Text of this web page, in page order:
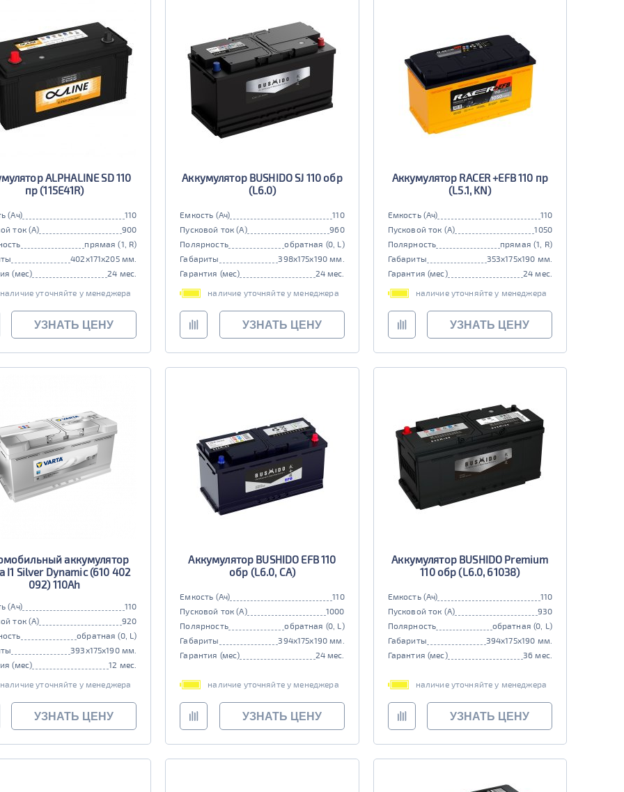
ALPHALINE SD 110
пр (115E41R)
(Ач)
110
ток (А)
900
прямая (1, R)
402x171x205 мм.
(мес)
24 мес.
наличие уточняйте у менеджера
УЗНАТЬ ЦЕНУ
Аккумулятор BUSHIDO SJ 110 обр
(L6.0)
Емкость (Ач)
110
Пусковой ток (А)
960
Полярность
обратная (0, L)
Габариты
398x175x190 мм.
Гарантия (мес)
24 мес.
наличие уточняйте у менеджера
УЗНАТЬ ЦЕНУ
Аккумулятор RACER +EFB 110 пр
(L5.1, KN)
Емкость (Ач)
110
Пусковой ток (А)
1050
Полярность
прямая (1, R)
Габариты
353x175x190 мм.
Гарантия (мес)
24 мес.
наличие уточняйте у менеджера
УЗНАТЬ ЦЕНУ
аккумулятор
I1 Silver Dynamic (610 402
092) 110Ah
(Ач)
110
ток (А)
920
обратная (0, L)
393x175x190 мм.
(мес)
12 мес.
наличие уточняйте у менеджера
УЗНАТЬ ЦЕНУ
Аккумулятор BUSHIDO EFB 110
обр (L6.0, CA)
Емкость (Ач)
110
Пусковой ток (А)
1000
Полярность
обратная (0, L)
Габариты
394x175x190 мм.
Гарантия (мес)
24 мес.
наличие уточняйте у менеджера
УЗНАТЬ ЦЕНУ
Аккумулятор BUSHIDO Premium
110 обр (L6.0, 61038)
Емкость (Ач)
110
Пусковой ток (А)
930
Полярность
обратная (0, L)
Габариты
394x175x190 мм.
Гарантия (мес)
36 мес.
наличие уточняйте у менеджера
УЗНАТЬ ЦЕНУ